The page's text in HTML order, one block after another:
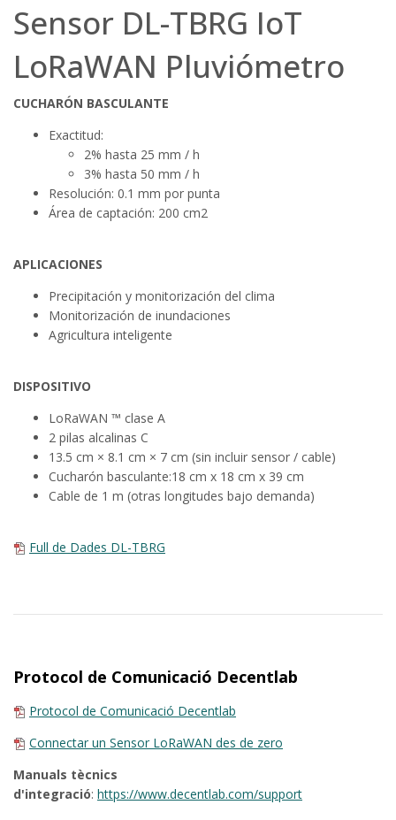
Sensor DL-TBRG IoT
LoRaWAN Pluviómetro
CUCHARÓN BASCULANTE
Exactitud:
2% hasta 25 mm / h
3% hasta 50 mm / h
Resolución: 0.1 mm por punta
Área de captación: 200 cm2
APLICACIONES
Precipitación y monitorización del clima
Monitorización de inundaciones
Agricultura inteligente
DISPOSITIVO
LoRaWAN ™ clase A
2 pilas alcalinas C
13.5 cm × 8.1 cm × 7 cm (sin incluir sensor / cable)
Cucharón basculante:18 cm x 18 cm x 39 cm
Cable de 1 m (otras longitudes bajo demanda)
Full de Dades DL-TBRG
Protocol de Comunicació Decentlab
Protocol de Comunicació Decentlab
Connectar un Sensor LoRaWAN des de zero
Manuals tècnics
d'integració: https://www.decentlab.com/support